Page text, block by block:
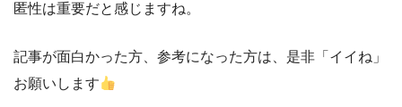
匿性は重要だと感じますね。
記事が面白かった方、参考になった方は、是非「イイね」
お願いします